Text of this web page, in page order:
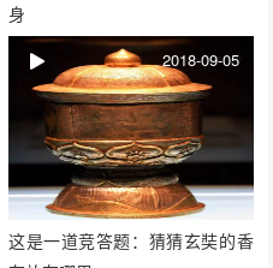
身
这是一道竞答题：猜猜玄奘的香
2018-09-05